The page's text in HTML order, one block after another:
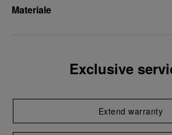
Materiale
Exclusive
Extend warranty